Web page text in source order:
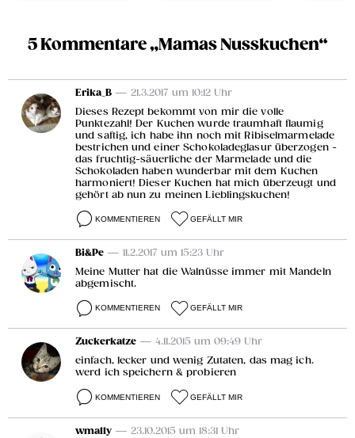
5 Kommentare „Mamas Nusskuchen“
Erika_B — 21.3.2017 um 10:12 Uhr
Dieses Rezept bekommt von mir die volle
Punktezahl! Der Kuchen wurde traumhaft flaumig
und saftig, ich habe ihn noch mit Ribiselmarmelade
bestrichen und einer Schokoladeglasur überzogen -
das fruchtig-säuerliche der Marmelade und die
Schokoladen haben wunderbar mit dem Kuchen
harmoniert! Dieser Kuchen hat mich überzeugt und
gehört ab nun zu meinen Lieblingskuchen!
KOMMENTIEREN GEFÄLLT MIR
Bi&Pe — 11.2.2017 um 15:23 Uhr
Meine Mutter hat die Walnüsse immer mit Mandeln
abgemischt.
KOMMENTIEREN GEFÄLLT MIR
Zuckerkatze — 4.11.2015 um 09:49 Uhr
einfach, lecker und wenig Zutaten, das mag ich.
werd ich speichern & probieren
KOMMENTIEREN GEFÄLLT MIR
wmally — 23.10.2015 um 18:31 Uhr